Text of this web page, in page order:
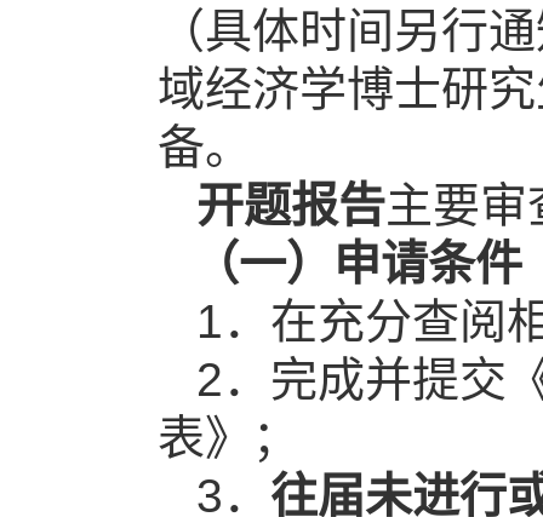
（具体时间另行
域经济学博士研
备。
开题报告主要
（一）申请条件
1．在充分查阅
2．完成并提交
表》；
3． 往届未进行